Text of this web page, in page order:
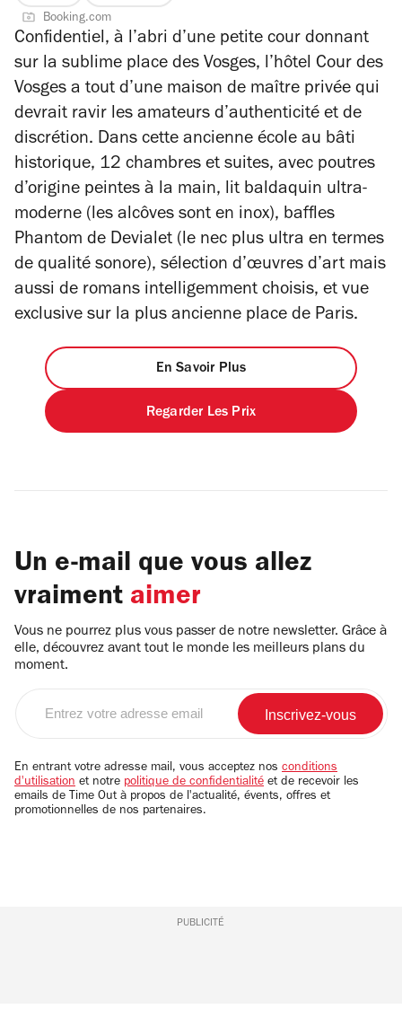
Booking.com
Confidentiel, à l’abri d’une petite cour donnant
sur la sublime place des Vosges, l’hôtel Cour des
Vosges a tout d’une maison de maître privée qui
devrait ravir les amateurs d’authenticité et de
discrétion. Dans cette ancienne école au bâti
historique, 12 chambres et suites, avec poutres
d’origine peintes à la main, lit baldaquin ultra-
moderne (les alcôves sont en inox), baffles
Phantom de Devialet (le nec plus ultra en termes
de qualité sonore), sélection d’œuvres d’art mais
aussi de romans intelligemment choisis, et vue
exclusive sur la plus ancienne place de Paris.
En Savoir Plus
Regarder Les Prix
Un e-mail que vous allez
vraiment aimer
Vous ne pourrez plus vous passer de notre newsletter. Grâce à
elle, découvrez avant tout le monde les meilleurs plans du
moment.
email
En entrant votre adresse mail, vous acceptez nos conditions
d'utilisation et notre politique de confidentialité et de recevoir les
emails de Time Out à propos de l'actualité, évents, offres et
promotionnelles de nos partenaires.
PUBLICITÉ